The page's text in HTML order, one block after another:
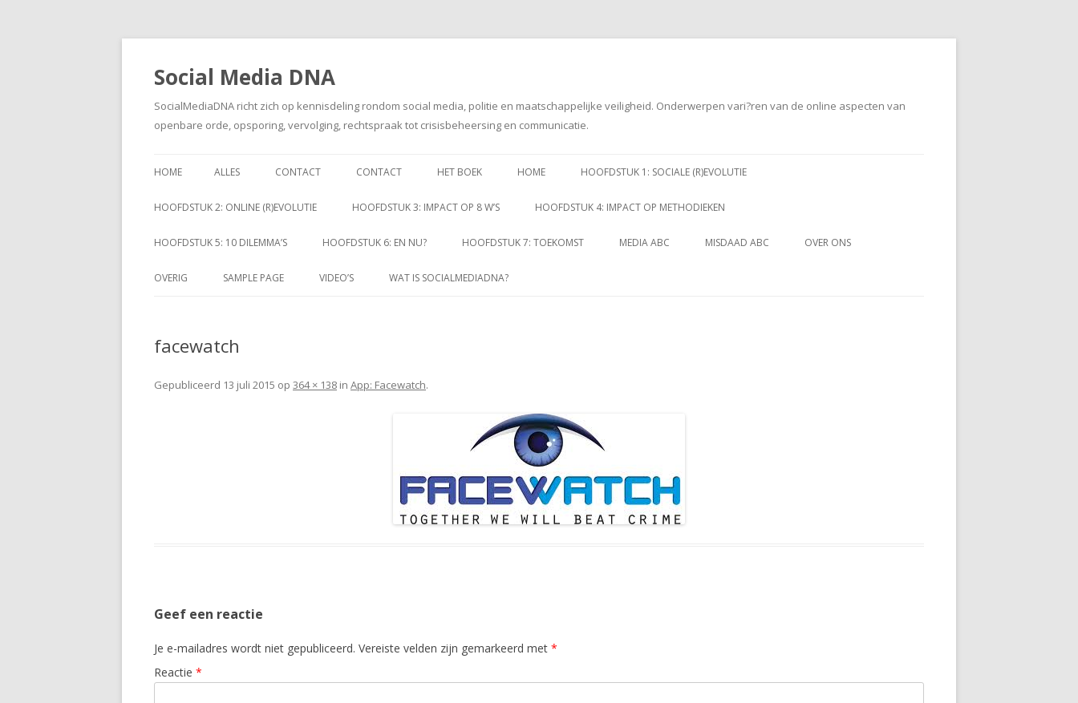
Social Media DNA
SocialMediaDNA richt zich op kennisdeling rondom social media, politie en maatschappelijke veiligheid. Onderwerpen vari?ren van de online aspecten van
openbare orde, opsporing, vervolging, rechtspraak tot crisisbeheersing en communicatie.
naar
HOME ALLES CONTACT CONTACT HET BOEK HOME HOOFDSTUK 1: SOCIALE (R)EVOLUTIE
HOOFDSTUK 2: ONLINE (R)EVOLUTIE HOOFDSTUK 3: IMPACT OP 8 W’S HOOFDSTUK 4: IMPACT OP METHODIEKEN
HOOFDSTUK 5: 10 DILEMMA’S HOOFDSTUK 6: EN NU? HOOFDSTUK 7: TOEKOMST MEDIA ABC MISDAAD ABC OVER ONS
OVERIG SAMPLE PAGE VIDEO’S WAT IS SOCIALMEDIADNA?
facewatch
Gepubliceerd 13 juli 2015 op 364 × 138 in App: Facewatch.
Geef een reactie
Je e-mailadres wordt niet gepubliceerd. Vereiste velden zijn gemarkeerd met *
Reactie *